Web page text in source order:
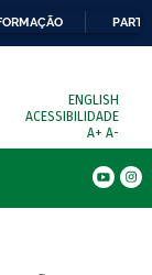
ENGLISH
ACESSIBILIDADE
A+ A-